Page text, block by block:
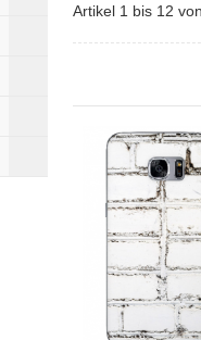
Artikel 1 bis 12